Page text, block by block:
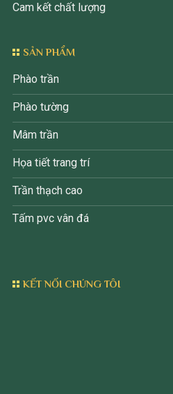
Cam kết chất lượng
SẢN PHẨM
Phào trần
Phào tường
Mâm trần
Họa tiết trang trí
Trần thạch cao
Tấm pvc vân đá
KẾT NỐI CHÚNG TÔI